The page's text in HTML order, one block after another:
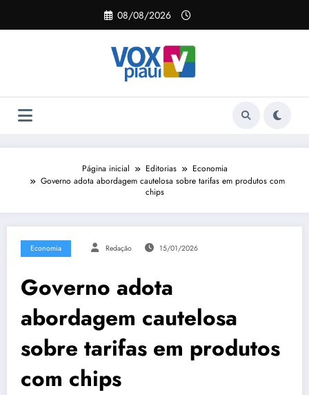
o
08/08/2026
Página inicial Editorias
Economia
Governo adota abordagem cautelosa sobre tarifas em produtos com
chips
Economia Redação 15/01/2026
Governo adota
abordagem cautelosa
sobre tarifas em produtos
com chips